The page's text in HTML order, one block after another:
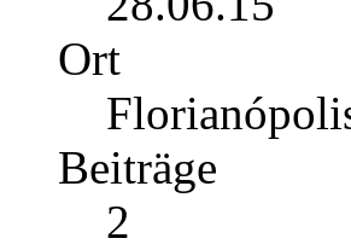
Ort
Beiträge
2